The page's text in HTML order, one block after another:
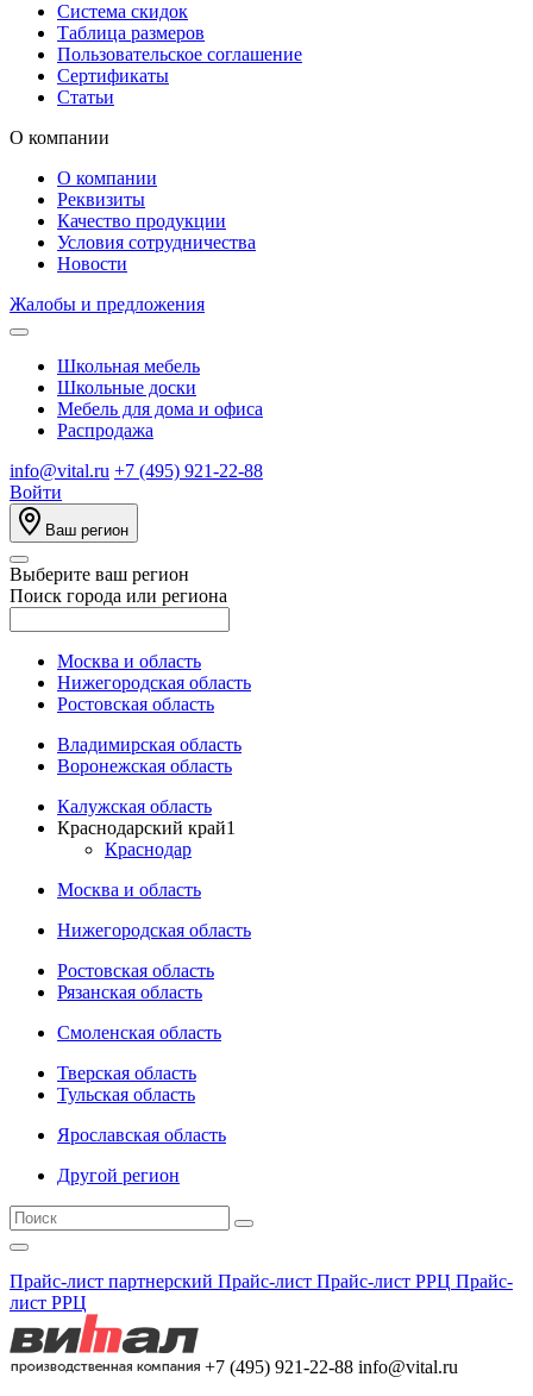
Система скидок
Таблица размеров
Пользовательское соглашение
Сертификаты
Статьи
О компании
О компании
Реквизиты
Качество продукции
Условия сотрудничества
Новости
Жалобы и предложения
Школьная мебель
Школьные доски
Мебель для дома и офиса
Распродажа
info@vital.ru +7 (495) 921-22-88
Войти
Ваш регион
Выберите ваш регион
Поиск города или региона
Москва и область
Нижегородская область
Ростовская область
Владимирская область
Воронежская область
Калужская область
Краснодарский край1
Краснодар
Москва и область
Нижегородская область
Ростовская область
Рязанская область
Смоленская область
Тверская область
Тульская область
Ярославская область
Другой регион
Прайс-лист партнерский Прайс-лист Прайс-лист РРЦ Прайс-
лист РРЦ
+7 (495) 921-22-88 info@vital.ru